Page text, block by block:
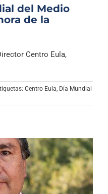
del Medio
de la
Centro Eula,
Centro Eula Día Mundial